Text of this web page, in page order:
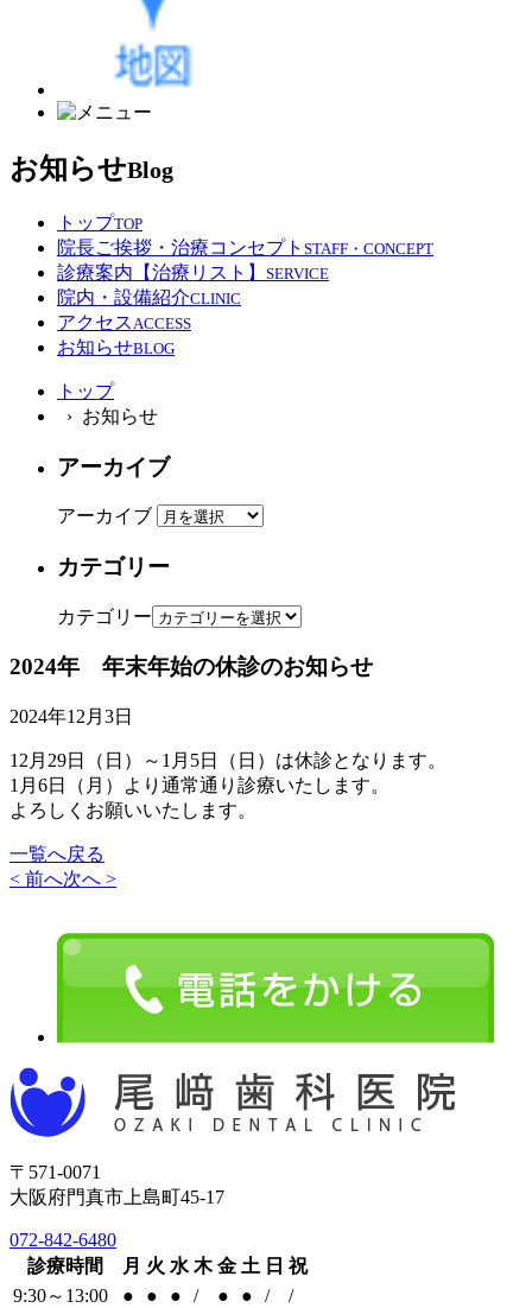
お知らせBlog
トップTOP
院長ご挨拶・治療コンセプト STAFF・CONCEPT
診療案内【治療リスト】 SERVICE
院内・設備紹介CLINIC
アクセス ACCESS
お知らせBLOG
トップ
› お知らせ
アーカイブ
アーカイブ
カテゴリー
カテゴリー
2024年 年末年始の休診のお知らせ
2024年12月3日
12月29日（日）～1月5日（日）は休診となります。
1月6日（月）より通常通り診療いたします。
よろしくお願いいたします。
一覧へ戻る
< 前へ次へ >
〒571-0071
大阪府門真市上島町45-17
072-842-6480
診療時間
月 火 水 木 金 土 日 祝
9:30～13:00
● ● ● / ● ● /
/